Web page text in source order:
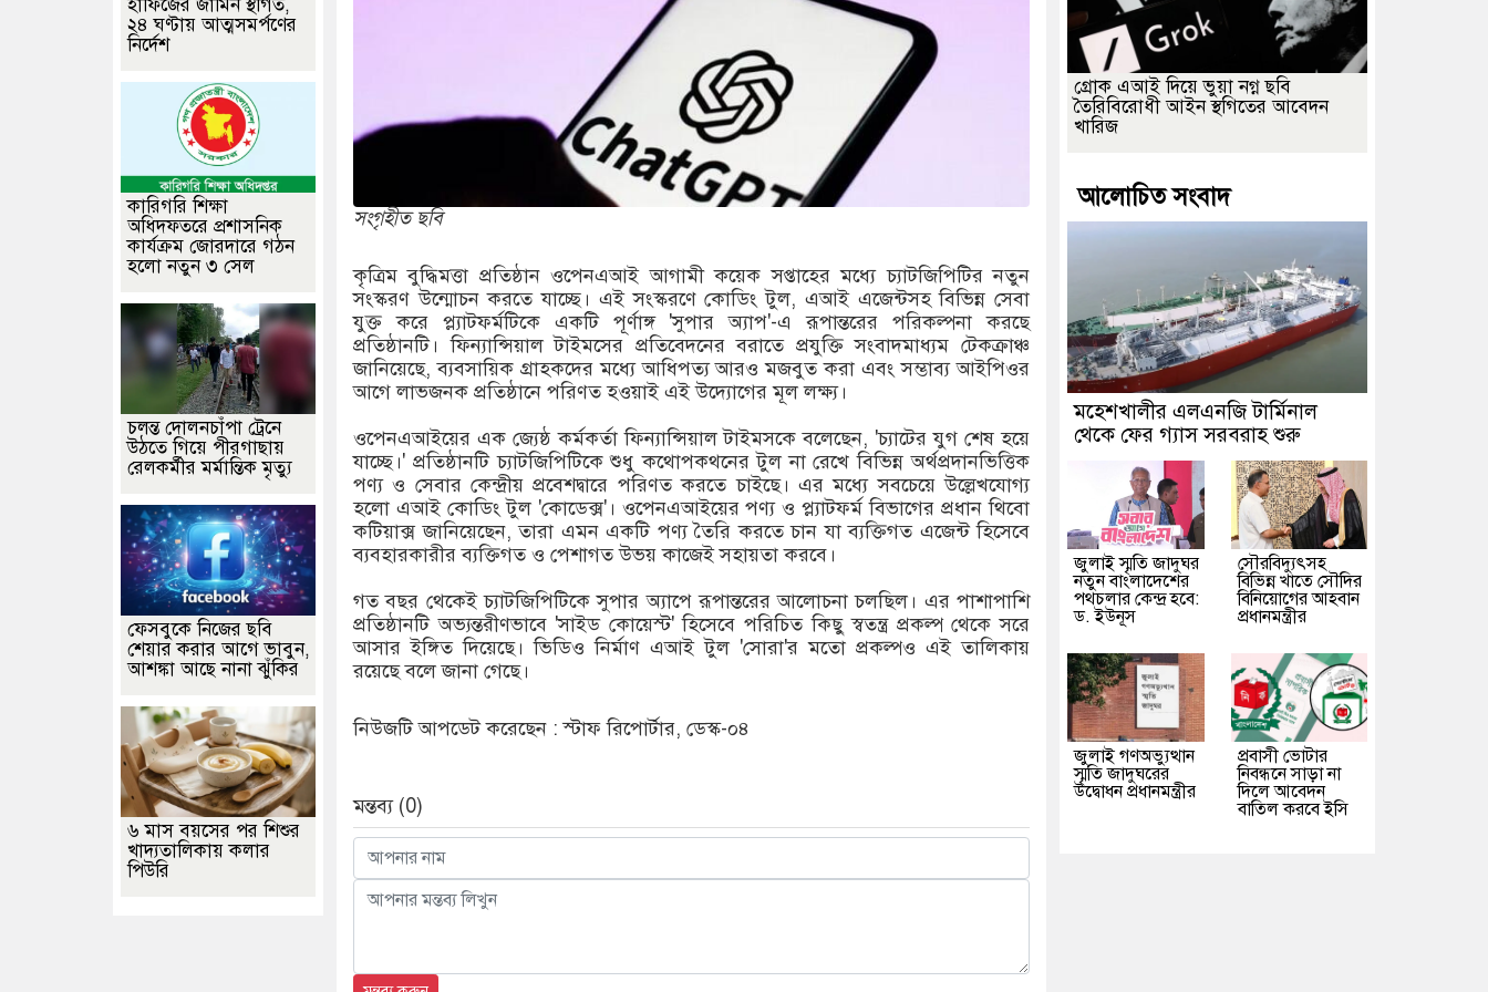
সংগৃহীত ছবি
কৃত্রিম বুদ্ধিমত্তা প্রতিষ্ঠান ওপেনএআই আগামী কয়েক সপ্তাহের মধ্যে চ্যাটজিপিটির নতুন
সংস্করণ উন্মোচন করতে যাচ্ছে। এই সংস্করণে কোডিং টুল, এআই এজেন্টসহ বিভিন্ন সেবা
যুক্ত করে প্ল্যাটফর্মটিকে একটি পূর্ণাঙ্গ 'সুপার অ্যাপ'-এ রূপান্তরের পরিকল্পনা করছে
প্রতিষ্ঠানটি। ফিন্যান্সিয়াল টাইমসের প্রতিবেদনের বরাতে প্রযুক্তি সংবাদমাধ্যম টেকক্রাঞ্চ
জানিয়েছে, ব্যবসায়িক গ্রাহকদের মধ্যে আধিপত্য আরও মজবুত করা এবং সম্ভাব্য আইপিওর
আগে লাভজনক প্রতিষ্ঠানে পরিণত হওয়াই এই উদ্যোগের মূল লক্ষ্য।
ওপেনএআইয়ের এক জ্যেষ্ঠ কর্মকর্তা ফিন্যান্সিয়াল টাইমসকে বলেছেন, 'চ্যাটের যুগ শেষ হয়ে
যাচ্ছে।' প্রতিষ্ঠানটি চ্যাটজিপিটিকে শুধু কথোপকথনের টুল না রেখে বিভিন্ন অর্থপ্রদানভিত্তিক
পণ্য ও সেবার কেন্দ্রীয় প্রবেশদ্বারে পরিণত করতে চাইছে। এর মধ্যে সবচেয়ে উল্লেখযোগ্য
হলো এআই কোডিং টুল 'কোডেক্স'। ওপেনএআইয়ের পণ্য ও প্ল্যাটফর্ম বিভাগের প্রধান থিবো
কটিয়াক্স জানিয়েছেন, তারা এমন একটি পণ্য তৈরি করতে চান যা ব্যক্তিগত এজেন্ট হিসেবে
ব্যবহারকারীর ব্যক্তিগত ও পেশাগত উভয় কাজেই সহায়তা করবে।
গত বছর থেকেই চ্যাটজিপিটিকে সুপার অ্যাপে রূপান্তরের আলোচনা চলছিল। এর পাশাপাশি
প্রতিষ্ঠানটি অভ্যন্তরীণভাবে 'সাইড কোয়েস্ট' হিসেবে পরিচিত কিছু স্বতন্ত্র প্রকল্প থেকে সরে
আসার ইঙ্গিত দিয়েছে। ভিডিও নির্মাণ এআই টুল 'সোরা'র মতো প্রকল্পও এই তালিকায়
রয়েছে বলে জানা গেছে।
নিউজটি আপডেট করেছেন : স্টাফ রিপোর্টার, ডেস্ক-০৪
মন্তব্য (0)
হাফিজের জামিন স্থগিত,
২৪ ঘণ্টায় আত্মসমর্পণের
নির্দেশ
কারিগরি শিক্ষা
অধিদফতরে প্রশাসনিক
কার্যক্রম জোরদারে গঠন
হলো নতুন ৩ সেল
চলন্ত দোলনচাঁপা ট্রেনে
উঠতে গিয়ে পীরগাছায়
রেলকর্মীর মর্মান্তিক মৃত্যু
ফেসবুকে নিজের ছবি
শেয়ার করার আগে ভাবুন,
আশঙ্কা আছে নানা ঝুঁকির
৬ মাস বয়সের পর শিশুর
খাদ্যতালিকায় কলার
পিউরি
গ্রোক এআই দিয়ে ভুয়া নগ্ন ছবি
তৈরিবিরোধী আইন স্থগিতের আবেদন
খারিজ
আলোচিত সংবাদ
মহেশখালীর এলএনজি টার্মিনাল
থেকে ফের গ্যাস সরবরাহ শুরু
জুলাই স্মৃতি জাদুঘর
নতুন বাংলাদেশের
পথচলার কেন্দ্র হবে:
ড. ইউনূস
সৌরবিদ্যুৎসহ
বিভিন্ন খাতে সৌদির
বিনিয়োগের আহবান
প্রধানমন্ত্রীর
জুলাই গণঅভ্যুত্থান
স্মৃতি জাদুঘরের
উদ্বোধন প্রধানমন্ত্রীর
প্রবাসী ভোটার
নিবন্ধনে সাড়া না
দিলে আবেদন
বাতিল করবে ইসি